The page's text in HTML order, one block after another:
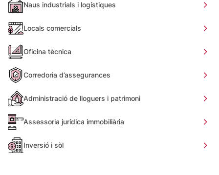
Naus industrials i logístiques
Locals comercials
Oficina tècnica
Corredoria d’assegurances
Administració de lloguers i patrimoni
Assessoria jurídica immobiliària
Inversió i sòl